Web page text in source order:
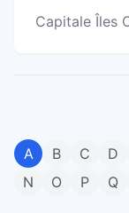
Capitale Îles
A B C D
N
O P Q